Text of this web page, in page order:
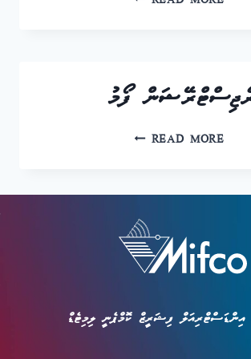
ފޯމު
READ MORE
ފިޝަރީޒް ކޮމްޕެނީ ލިމިޓެޑް